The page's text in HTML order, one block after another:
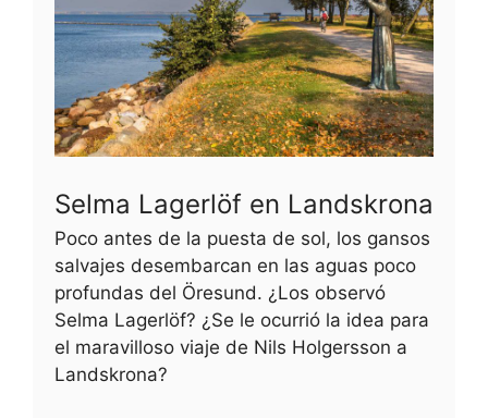
Selma Lagerlöf en Landskrona
Poco antes de la puesta de sol, los gansos
salvajes desembarcan en las aguas poco
profundas del Öresund. ¿Los observó
Selma Lagerlöf? ¿Se le ocurrió la idea para
el maravilloso viaje de Nils Holgersson a
Landskrona?